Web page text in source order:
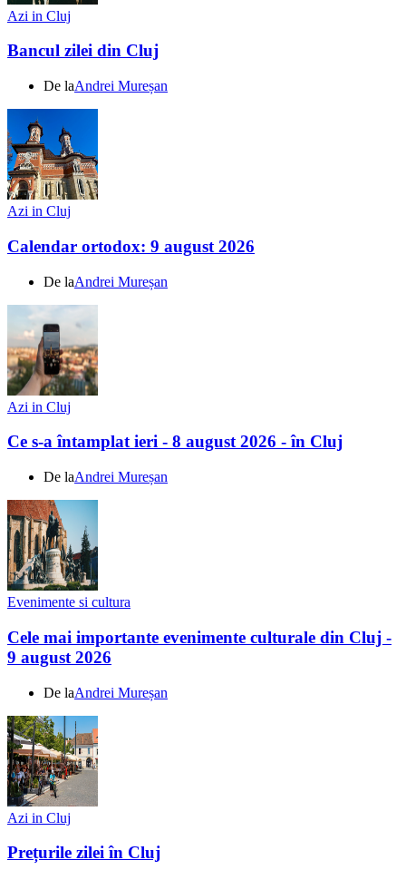
Azi in Cluj
Bancul zilei din Cluj
De laAndrei Mureșan
Azi in Cluj
Calendar ortodox: 9 august 2026
De laAndrei Mureșan
Azi in Cluj
Ce s-a întamplat ieri - 8 august 2026 - în Cluj
De laAndrei Mureșan
Evenimente si cultura
Cele mai importante evenimente culturale din Cluj -
9 august 2026
De laAndrei Mureșan
Azi in Cluj
Prețurile zilei în Cluj